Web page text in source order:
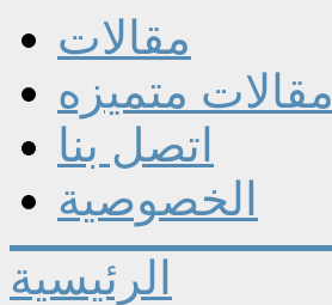
مقالات
مقالات متميزه
اتصل بنا
الخصوصية
الرئيسية